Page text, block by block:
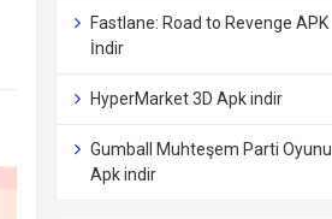
Fastlane: Road to Revenge APK
İndir
HyperMarket 3D Apk indir
Gumball Muhteşem Parti Oyunu
Apk indir